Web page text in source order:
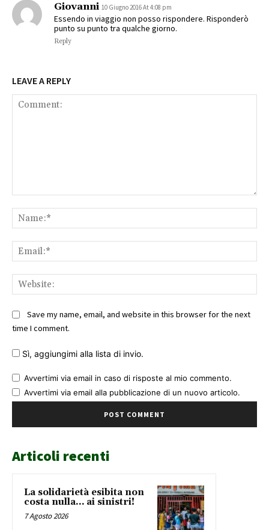
Giovanni 10 Giugno 2016 At 4:08 pm
Essendo in viaggio non posso rispondere. Risponderò
punto su punto tra qualche giorno.
Reply
LEAVE A REPLY
Save my name, email, and website in this browser for the next
time I comment.
Sì, aggiungimi alla lista di invio.
Avvertimi via email in caso di risposte al mio commento.
Avvertimi via email alla pubblicazione di un nuovo articolo.
Articoli recenti
La solidarietà esibita non
costa nulla… ai sinistri!
7 Agosto 2026